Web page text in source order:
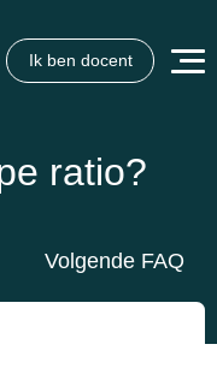
Ik ben docent
ratio?
Volgende FAQ